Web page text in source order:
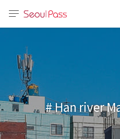
体)
# Han river